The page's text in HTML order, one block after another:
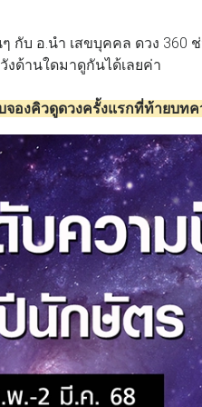
บ อ.นำ เสขบุคคล ดวง 360 ช่
ด้านใดมาดูกันได้เลยค่า
องคิวดูดวงครั้งแรกที่ท้ายบท